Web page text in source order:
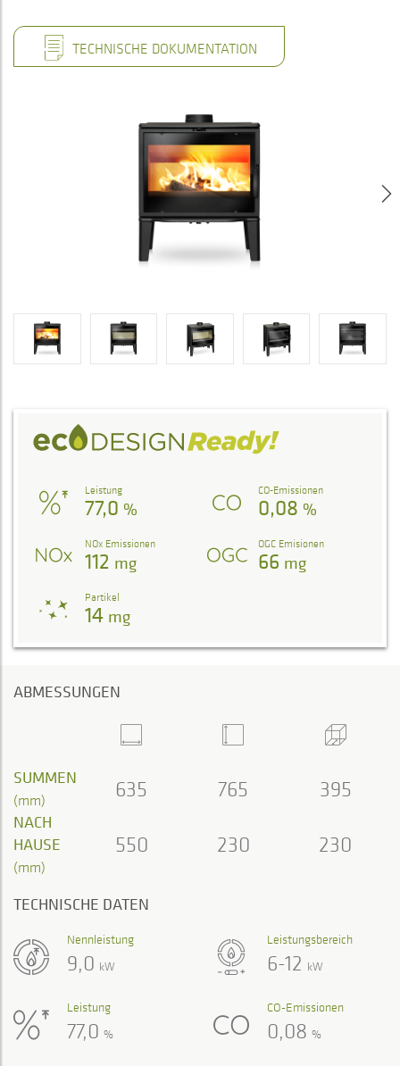
TECHNISCHE DOKUMENTATION
Leistung
77,0 %
CO-Emissionen
0,08 %
NOx Emissionen
112 mg
OGC Emisionen
66 mg
Partikel
14 mg
ABMESSUNGEN
SUMMEN
(mm) 635 765 395
NACH
HAUSE
(mm)
550 230 230
TECHNISCHE DATEN
Leistungsbereich
6-12 kW
Nennleistung
9,0 kW
Leistung
77,0 %
CO-Emissionen
0,08 %